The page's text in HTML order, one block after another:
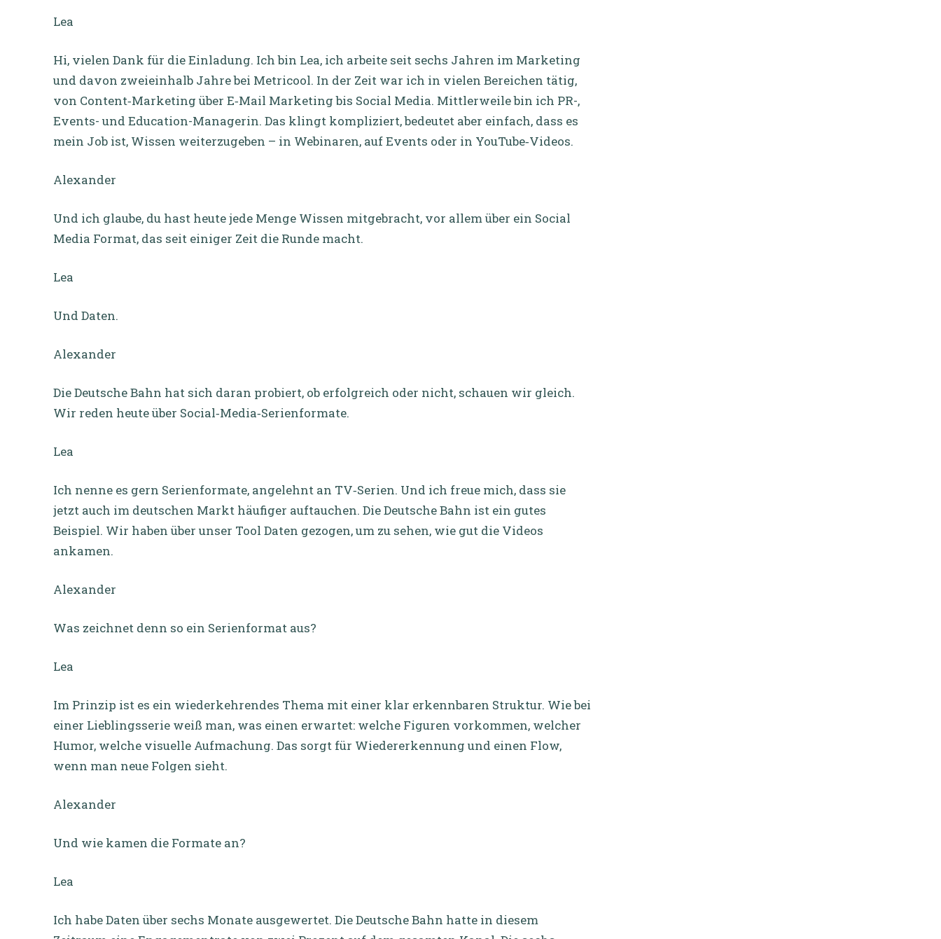
Lea
Hi, vielen Dank für die Einladung. Ich bin Lea, ich arbeite seit sechs Jahren im Marketing
und davon zweieinhalb Jahre bei Metricool. In der Zeit war ich in vielen Bereichen tätig,
von Content‑Marketing über E‑Mail Marketing bis Social Media. Mittlerweile bin ich PR-,
Events- und Education-Managerin. Das klingt kompliziert, bedeutet aber einfach, dass es
mein Job ist, Wissen weiterzugeben – in Webinaren, auf Events oder in YouTube‑Videos.
Alexander
Und ich glaube, du hast heute jede Menge Wissen mitgebracht, vor allem über ein Social
Media Format, das seit einiger Zeit die Runde macht.
Lea
Und Daten.
Alexander
Die Deutsche Bahn hat sich daran probiert, ob erfolgreich oder nicht, schauen wir gleich.
Wir reden heute über Social‑Media‑Serienformate.
Lea
Ich nenne es gern Serienformate, angelehnt an TV‑Serien. Und ich freue mich, dass sie
jetzt auch im deutschen Markt häufiger auftauchen. Die Deutsche Bahn ist ein gutes
Beispiel. Wir haben über unser Tool Daten gezogen, um zu sehen, wie gut die Videos
ankamen.
Alexander
Was zeichnet denn so ein Serienformat aus?
Lea
Im Prinzip ist es ein wiederkehrendes Thema mit einer klar erkennbaren Struktur. Wie bei
einer Lieblingsserie weiß man, was einen erwartet: welche Figuren vorkommen, welcher
Humor, welche visuelle Aufmachung. Das sorgt für Wiedererkennung und einen Flow,
wenn man neue Folgen sieht.
Alexander
Und wie kamen die Formate an?
Lea
Ich habe Daten über sechs Monate ausgewertet. Die Deutsche Bahn hatte in diesem